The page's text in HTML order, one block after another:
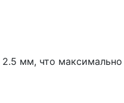
мм, что максимально